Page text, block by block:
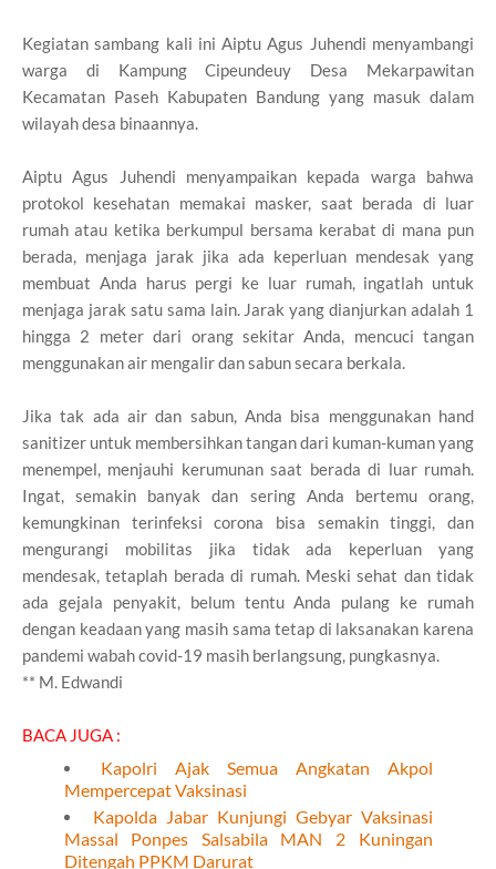
Kegiatan sambang kali ini Aiptu Agus Juhendi menyambangi
warga di Kampung Cipeundeuy Desa Mekarpawitan
Kecamatan Paseh Kabupaten Bandung yang masuk dalam
wilayah desa binaannya.
Aiptu Agus Juhendi menyampaikan kepada warga bahwa
protokol kesehatan memakai masker, saat berada di luar
rumah atau ketika berkumpul bersama kerabat di mana pun
berada, menjaga jarak jika ada keperluan mendesak yang
membuat Anda harus pergi ke luar rumah, ingatlah untuk
menjaga jarak satu sama lain. Jarak yang dianjurkan adalah 1
hingga 2 meter dari orang sekitar Anda, mencuci tangan
menggunakan air mengalir dan sabun secara berkala.
Jika tak ada air dan sabun, Anda bisa menggunakan hand
sanitizer untuk membersihkan tangan dari kuman-kuman yang
menempel, menjauhi kerumunan saat berada di luar rumah.
Ingat, semakin banyak dan sering Anda bertemu orang,
kemungkinan terinfeksi corona bisa semakin tinggi, dan
mengurangi mobilitas jika tidak ada keperluan yang
mendesak, tetaplah berada di rumah. Meski sehat dan tidak
ada gejala penyakit, belum tentu Anda pulang ke rumah
dengan keadaan yang masih sama tetap di laksanakan karena
pandemi wabah covid-19 masih berlangsung, pungkasnya.
** M. Edwandi
BACA JUGA :
Kapolri Ajak Semua Angkatan Akpol
Mempercepat Vaksinasi
Kapolda Jabar Kunjungi Gebyar Vaksinasi
Massal Ponpes Salsabila MAN 2 Kuningan
Ditengah PPKM Darurat